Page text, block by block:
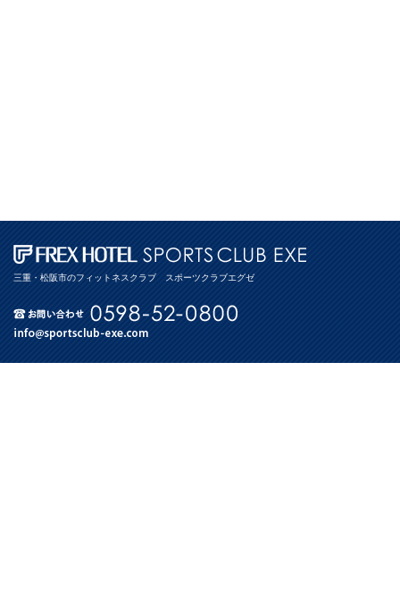
三重・松阪市のフィットネスクラブ スポーツクラブエグゼ